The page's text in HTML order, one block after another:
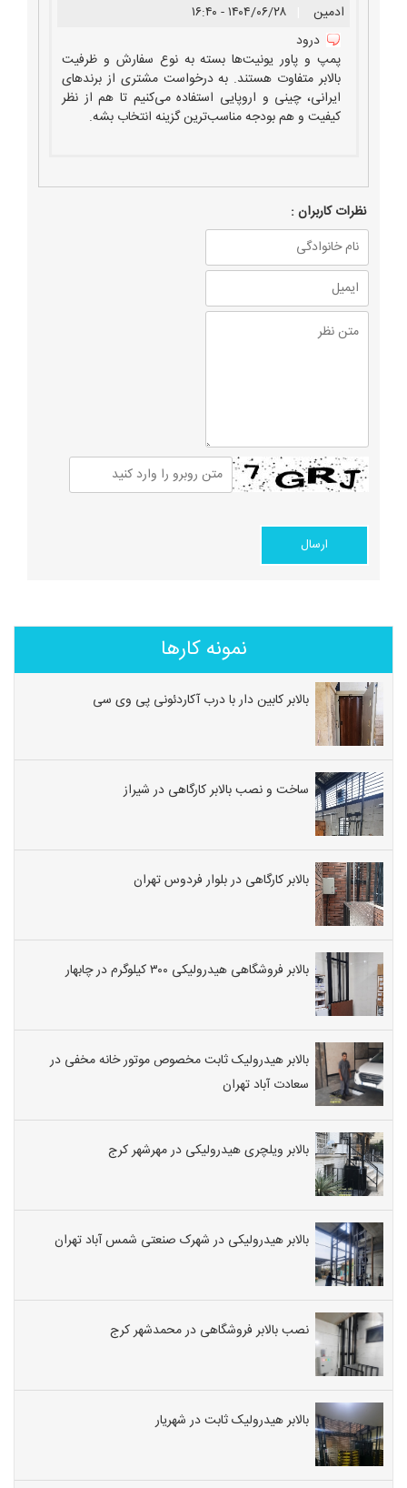
ادمین
۱۴۰۴/۰۶/۲۸ - ۱۶:۴۰
درود
پمپ و پاور یونیت‌ها بسته به نوع سفارش و ظرفیت
بالابر متفاوت هستند. به درخواست مشتری از برندهای
ایرانی، چینی و اروپایی استفاده می‌کنیم تا هم از نظر
کیفیت و هم بودجه مناسب‌ترین گزینه انتخاب بشه.
نظرات كاربران :
نمونه کارها
بالابر کابین دار با درب آکاردئونی پی وی سی
ساخت و نصب بالابر کارگاهی در شیراز
بالابر کارگاهی در بلوار فردوس تهران
بالابر فروشگاهی هیدرولیکی ۳۰۰ کیلوگرم در چابهار
بالابر هیدرولیک ثابت مخصوص موتور خانه مخفی در
سعادت آباد تهران
بالابر ویلچری هیدرولیکی در مهرشهر کرج
بالابر هیدرولیکی در شهرک صنعتی شمس آباد تهران
نصب بالابر فروشگاهی در محمدشهر کرج
بالابر هیدرولیک ثابت در شهریار